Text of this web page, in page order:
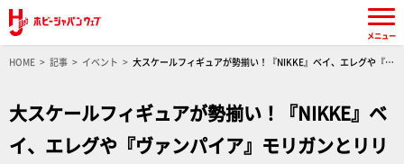
HOME 記事 イベント
大スケールフィギュアが勢揃い！『NIKKE』ベイ、エレグや『ヴ
大スケールフィギュアが勢揃い！『NIKKE』ベ
イ、エレグや『ヴァンパイア』モリガンとリリ
メニュー